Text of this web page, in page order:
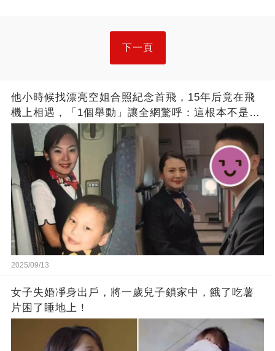
下一頁
他小時候找漂亮空姐合照紀念首飛，15年后竟在飛
機上相遇，「1個舉動」讓全網驚呼：這根本不是巧
合！
2025/09/13
女子失婚凈身出戶，將一歲兒子鎖家中，餓了吃薯
片困了睡地上！